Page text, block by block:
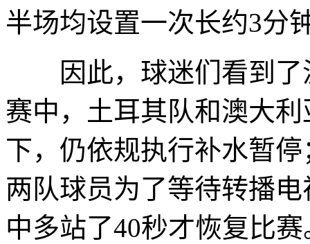
半场均设置一次长约3分
因此，球迷们看到了
赛中，土耳其队和澳大
下，仍依规执行补水暂
两队球员为了等待转播
中多站了40秒才恢复比赛